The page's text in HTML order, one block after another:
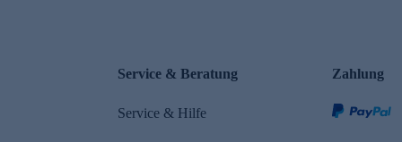
Service & Beratung
Service & Hilfe
Zahlung